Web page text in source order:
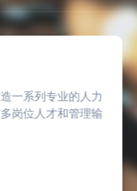
手段，为Soul精
的稳定发展。同
度认可。